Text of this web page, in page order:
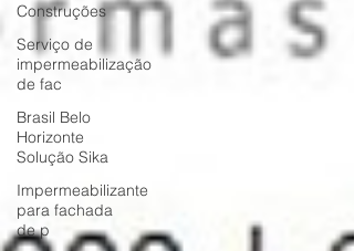
Construções
Serviço de
impermeabilização
de fac
Brasil Belo
Horizonte
Solução Sika
Impermeabilizante
para fachada
de p